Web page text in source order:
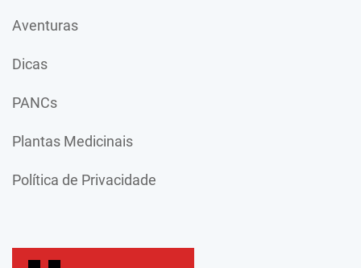
Aventuras
Dicas
PANCs
Plantas Medicinais
Política de Privacidade